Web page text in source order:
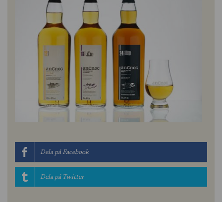
Dela på Facebook
Dela på Twitter